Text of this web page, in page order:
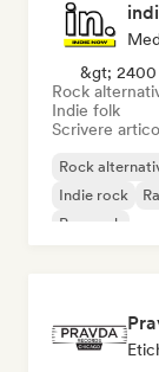
&gt; 2400
Rock
Indie folk
Scrivere
Rock
Indie rock
Pop rock